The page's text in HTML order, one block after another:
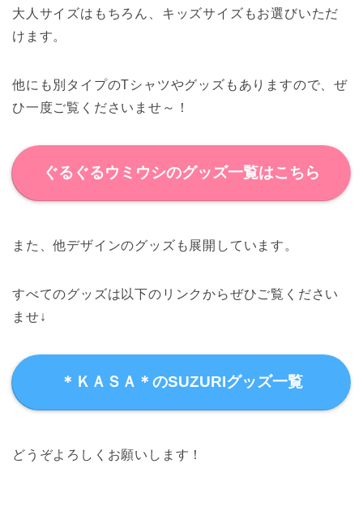
大人サイズはもちろん、キッズサイズもお選びいただ
けます。
他にも別タイプのTシャツやグッズもありますので、ぜ
ひ一度ご覧くださいませ～！
ぐるぐるウミウシのグッズ一覧はこちら
また、他デザインのグッズも展開しています。
すべてのグッズは以下のリンクからぜひご覧ください
ませ↓
＊ＫＡＳＡ＊のSUZURIグッズ一覧
どうぞよろしくお願いします！